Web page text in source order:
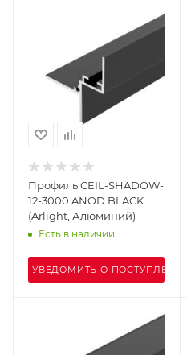
Профиль СEIL-SHADOW-
12-3000 ANOD BLACK
(Arlight, Алюминий)
Есть в наличии
УВЕДОМИТЬ О ПОСТУПЛЕНИИ